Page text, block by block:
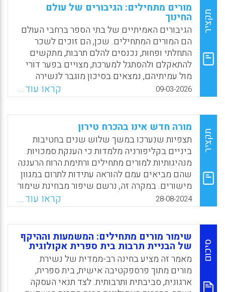
תקציר
מורים מתחילים: הגיבורים של עולם
החינוך
הגיבורים האמיתיים של בתי הספר ברחבי העולם
הם המורים המתחילים. שכן, הם זוכים לשכר
התחלתי ופחוּת, נכנסים להלם תרבות, מתקשים
להתאקלם ולהסתגל למערכת, מצויים בפער דורי
מול עמיתיהם, נמצאים בסיכון מוגבר לנשירה
מוגברת ועוד. לכן, מוטל על מנהלי בתי ספר,
מפקחים, מנהלי אגפים ושרים לוודא ולהבטיח כי
המורים המתחילים מלווים, מטופחים ומוערכים,
מפני שבלעדיהם אין עתיד. על רקע זה, המאמר דן
באתגרים ובהזדמנויות של מורים מתחילים וחותר
להציע פתרונות יישומיים.
WhatsApp
Facebook
Email
X
09-03-2026 קראו עוד...
תקציר
מורה חדש אינו בהכרח טירון
תצפיות שנערכו במשך שלוש שנים בחטיבות
ביניים בקליפורניה מלמדות כי הענקת סמכויות
מנהיגותיות למורים מתחילים ורתימת הרוח הרעננה
שהם מביאים עמם להוראה עתידות לתרום במגוון
מישורים. במקרה זה, נרשם שיפור מבחינת שימור
מורים, צמיחה מקצועית, הישגיות תלמידים,
יעילות ארגונית ואווירה בית ספרית. בנוסף, במהלך
התצפיות, זיהה צוות המחקר ארבע דרכים מיטביות
לטפח מורים חדשים, לקלוט וללוות אותם בתחילת
הקריירה, למקסם את הפוטנציאל המנהיגותי
שלהם ולנווט את מסלולם המקצועי.
WhatsApp
Facebook
Email
X
28-08-2024 קראו עוד...
סיכום
שימור מורים מתחילים: המשמעות וההיקף
של הבניית תרבות בית ספרית אקולוגית
מאמר זה מציע בחינה רב-ממדית של נשירת
מורים מתוך פרספקטיבה אישית, בית ספרית,
ארגונית, סביבתית ותרבותית. לצד תנאי העסקה